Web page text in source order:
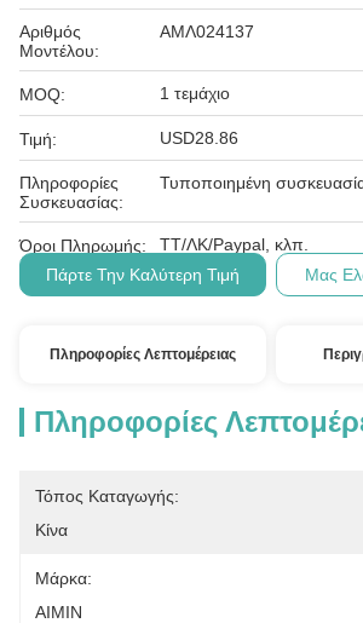
Αριθμός
Μοντέλου:
ΑΜΛ024137
MOQ: 1 τεμάχιο
Τιμή: USD28.86
Πληροφορίες
Συσκευασίας:
Τυποποιημένη
Όροι Πληρωμής:
ΤΤ/ΛΚ/Paypal, κλπ.
Πάρτε Την Καλύτερη Τιμή
Μας
Πληροφορίες Λεπτομέρειας
Πληροφορίες
Τόπος Καταγωγής:
Κίνα
Μάρκα:
AIMIN